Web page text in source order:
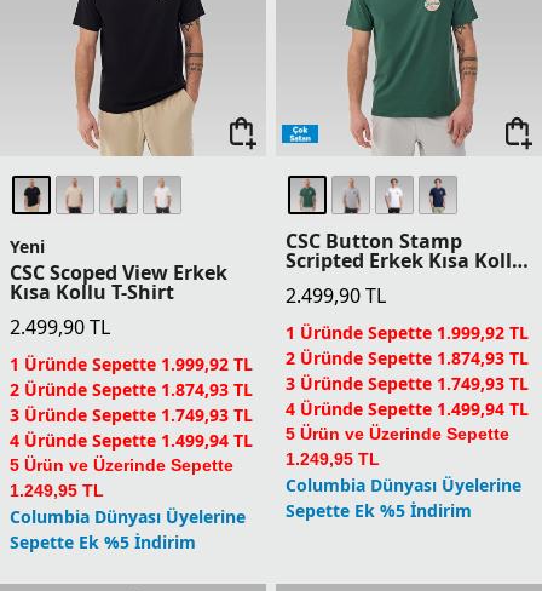
Yeni
CSC Scoped View Erkek
Kısa Kollu T-Shirt
2.499,90TL
1 Üründe Sepette 1.999,92 TL
2 Üründe Sepette 1.874,93 TL
3 Üründe Sepette 1.749,93 TL
4 Üründe Sepette 1.499,94 TL
5 Ürün ve Üzerinde Sepette
1.249,95 TL
Columbia Dünyası Üyelerine
Sepette Ek %5 İndirim
CSC Button Stamp
Scripted Erkek Kısa Kollu
T-Shirt
2.499,90TL
1 Üründe Sepette 1.999,92 TL
2 Üründe Sepette 1.874,93 TL
3 Üründe Sepette 1.749,93 TL
4 Üründe Sepette 1.499,94 TL
5 Ürün ve Üzerinde Sepette
1.249,95 TL
Columbia Dünyası Üyelerine
Sepette Ek %5 İndirim